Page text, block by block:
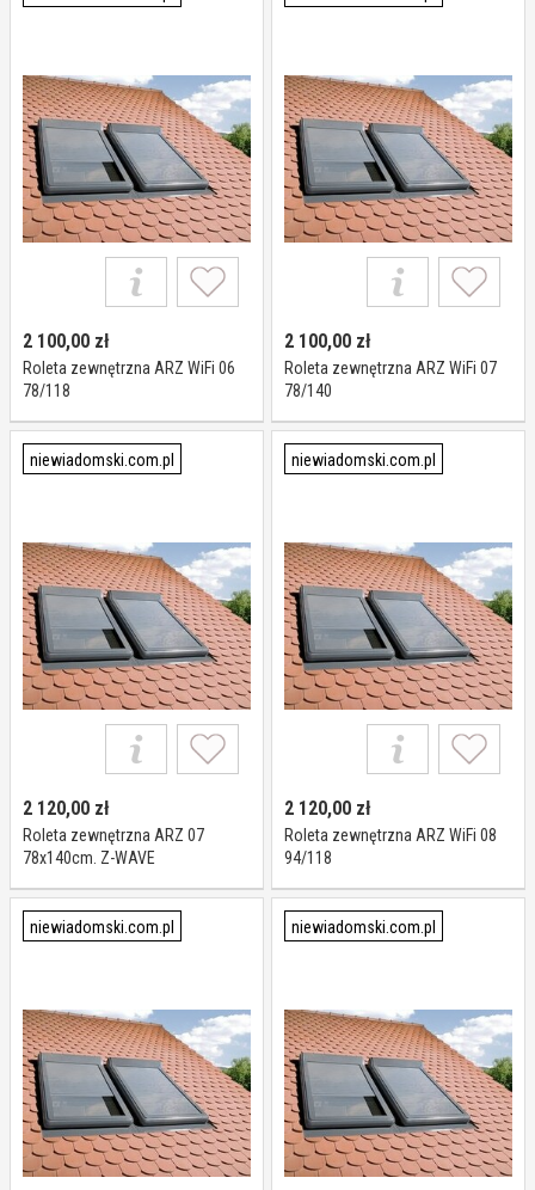
2 100,00 zł
Roleta zewnętrzna ARZ WiFi 06
78/118
2 100,00 zł
Roleta zewnętrzna ARZ WiFi 07
78/140
niewiadomski.com.pl
2 120,00 zł
Roleta zewnętrzna ARZ 07
78x140cm. Z-WAVE
niewiadomski.com.pl
2 120,00 zł
Roleta zewnętrzna ARZ WiFi 08
94/118
niewiadomski.com.pl niewiadomski.com.pl